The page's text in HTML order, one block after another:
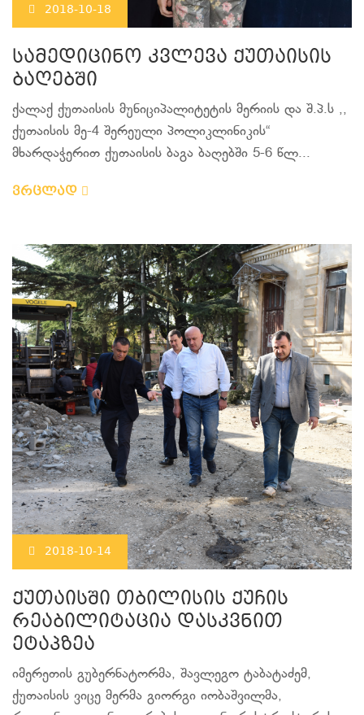
2018-10-18
სამედიცინო კვლევა ქუთაისის
ბაღებში
ქალაქ ქუთაისის მუნიციპალიტეტის მერიის და შ.პ.ს ,,
ქუთაისის მე-4 შერეული პოლიკლინიკის“
მხარდაჭერით ქუთაისის ბაგა ბაღებში 5-6 წლ...
ვრცლად
2018-10-14
ქუთაისში თბილისის ქუჩის
რეაბილიტაცია დასკვნით
ეტაპზეა
იმერეთის გუბერნატორმა, შავლეგო ტაბატაძემ,
ქუთაისის ვიცე მერმა გიორგი იობაშვილმა,